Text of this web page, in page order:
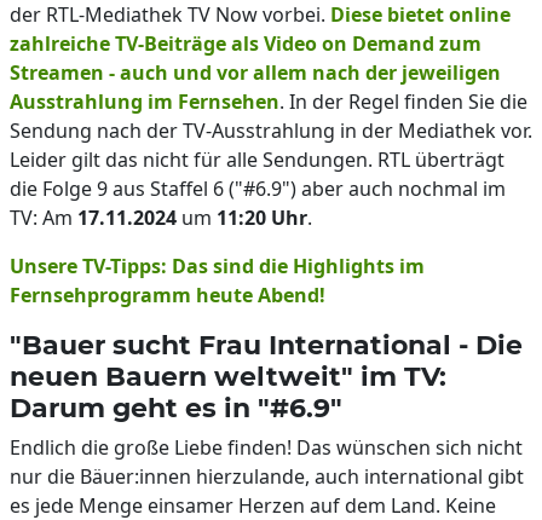
der RTL-Mediathek TV Now vorbei. Diese bietet online
zahlreiche TV-Beiträge als Video on Demand zum
Streamen - auch und vor allem nach der jeweiligen
Ausstrahlung im Fernsehen. In der Regel finden Sie die
Sendung nach der TV-Ausstrahlung in der Mediathek vor.
Leider gilt das nicht für alle Sendungen. RTL überträgt
die Folge 9 aus Staffel 6 ("#6.9") aber auch nochmal im
TV: Am 17.11.2024 um 11:20 Uhr.
Unsere TV-Tipps: Das sind die Highlights im
Fernsehprogramm heute Abend!
"Bauer sucht Frau International - Die
neuen Bauern weltweit" im TV:
Darum geht es in "#6.9"
Endlich die große Liebe finden! Das wünschen sich nicht
nur die Bäuer:innen hierzulande, auch international gibt
es jede Menge einsamer Herzen auf dem Land. Keine